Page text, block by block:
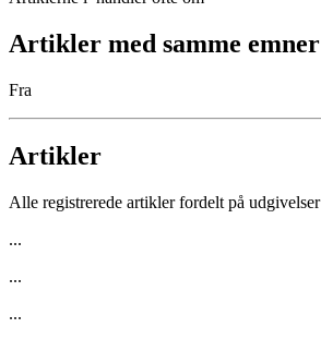
Artikler med samme emner
Fra
Artikler
Alle registrerede artikler fordelt på udgivelser
...
...
...